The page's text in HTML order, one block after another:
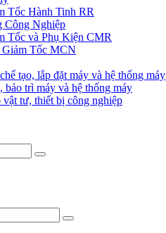
Tốc Hành Tinh RR
Công Nghiệp
Tốc và Phụ Kiện CMR
Tốc MCN
tạo, lắp đặt máy và hệ thống máy
bảo trì máy và hệ thống máy
vật tư, thiết bị công nghiệp